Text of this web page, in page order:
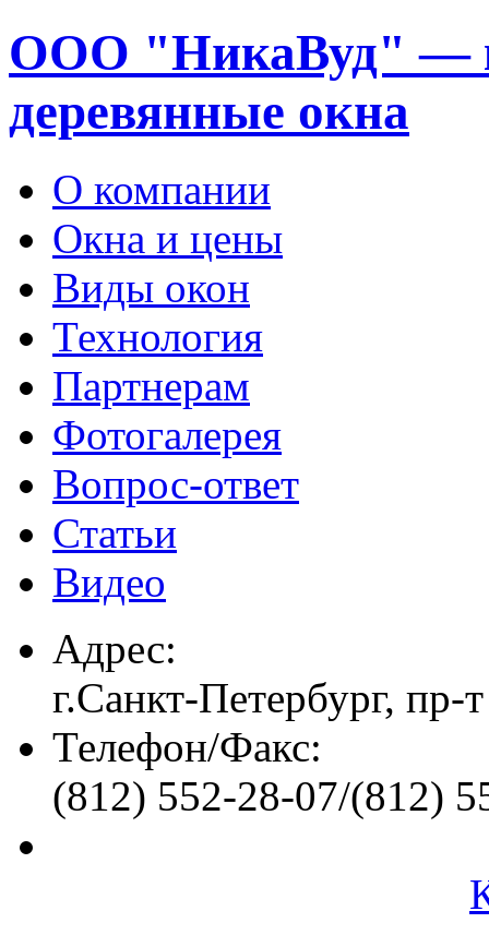
ООО "НикаВуд" —
деревянные окна
О компании
Окна и цены
Виды окон
Технология
Партнерам
Фотогалерея
Вопрос-ответ
Статьи
Видео
Адрес:
г.Санкт-Петербург, пр-
Телефон/Факс:
(812) 552-28-07/(812)